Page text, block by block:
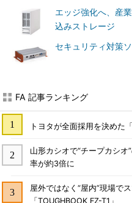
エッジ強化へ、産
込みストレージ
セキュリティ対策
FA 記事ランキング
トヨタが全面採用を決めた
山形カシオで“チープカシ
率が約3倍に
屋外ではなく“屋内”現場で
「TOUGHBOOK FZ-T1」